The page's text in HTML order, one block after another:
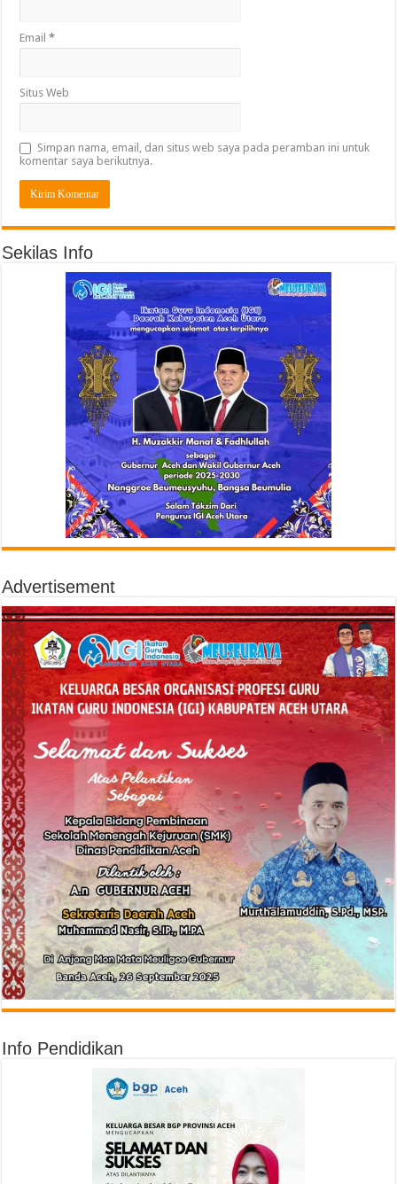
Email*
Situs Web
Simpan nama, email, dan situs web saya pada peramban ini untuk
komentar saya berikutnya.
Sekilas Info
Advertisement
Info Pendidikan